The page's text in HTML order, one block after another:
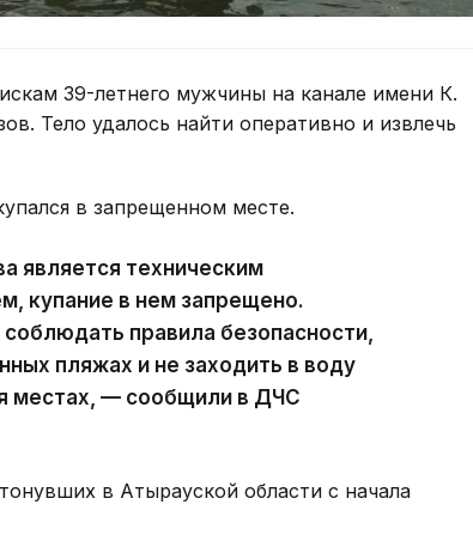
39-летнего мужчины на канале имени К.
Тело удалось найти оперативно и извлечь
в запрещенном месте.
является техническим
купание в нем запрещено.
правила безопасности,
пляжах и не заходить в воду
местах, — сообщили в ДЧС
в Атырауской области с начала